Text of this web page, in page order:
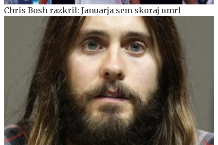
Chris Bosh razkril: Januarja sem skoraj umrl